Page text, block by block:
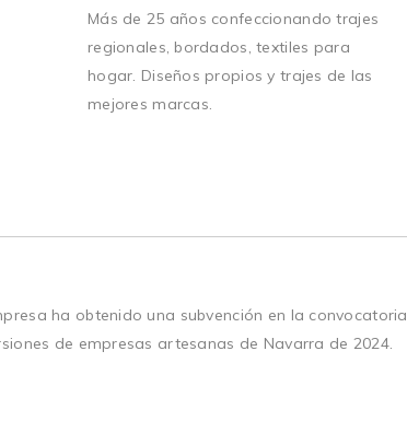
Más de 25 años confeccionando trajes
regionales, bordados, textiles para
hogar. Diseños propios y trajes de las
mejores marcas.
ha obtenido una subvención en la convocatoria
de empresas artesanas de Navarra de 2024.